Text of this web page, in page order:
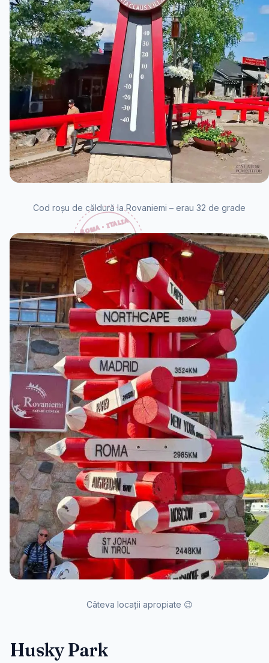
Cod roșu de căldură la Rovaniemi – erau 32 de grade
Câteva locații apropiate 😉
Husky Park